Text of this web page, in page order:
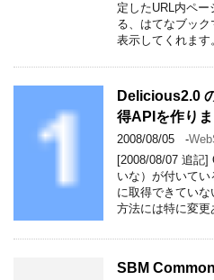
定したURL内ペ
る、はてなブッ
表示してくれます
Delicious2.0
得APIを作り
2008/08/05 -
[2008/08/07 追記]
いな）が付いて
に取得できてい
方法には特に変
SBM